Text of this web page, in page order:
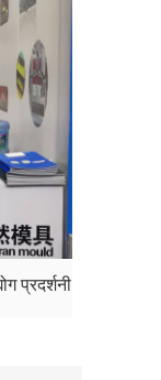
प्रदर्शनी